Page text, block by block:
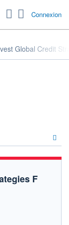
Connexion
Global Credit
F